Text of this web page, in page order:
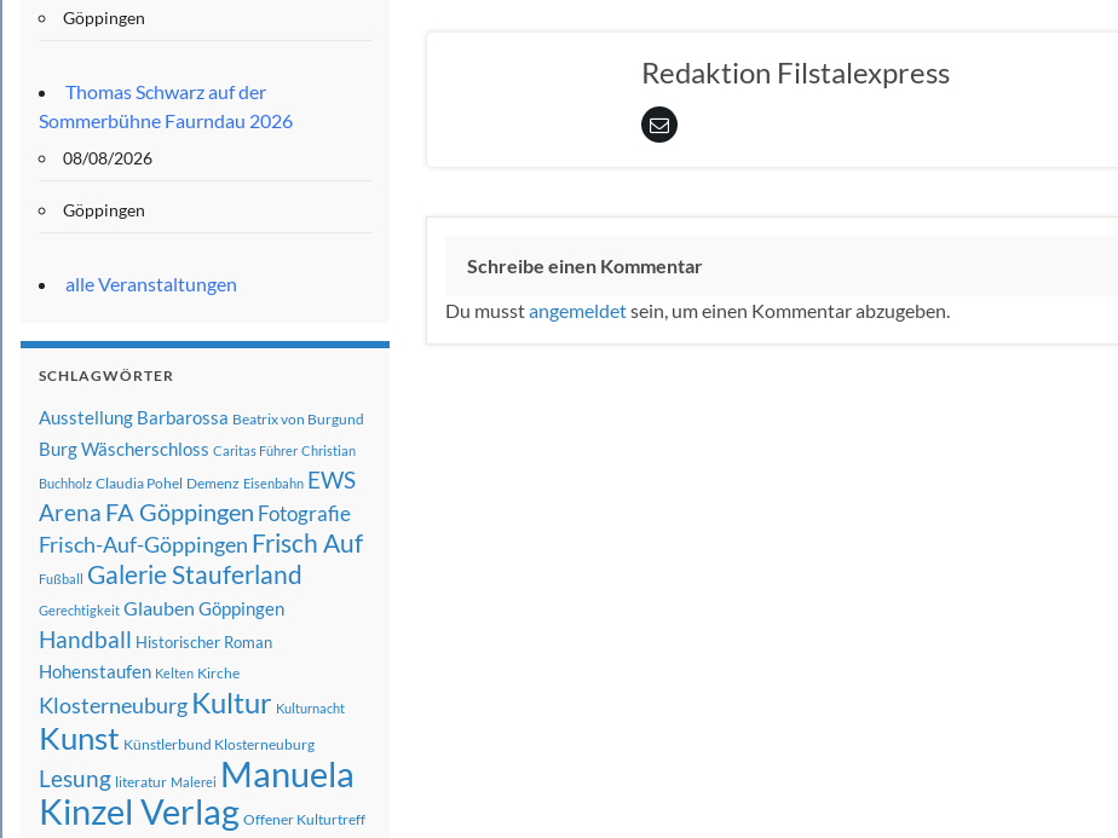
Redaktion Filstalexpress
Schreibe einen Kommentar
Du musstangemeldetsein, um einen Kommentar abzugeben.
Göppingen
Thomas Schwarz auf der
Sommerbühne Faurndau 2026
08/08/2026
Göppingen
alle Veranstaltungen
SCHLAGWÖRTER
Ausstellung Barbarossa Beatrix von Burgund
Burg Wäscherschloss Caritas Führer Christian
Buchholz Claudia Pohel Demenz Eisenbahn EWS
Arena FA Göppingen Fotografie
Frisch-Auf-Göppingen Frisch Auf
Fußball Galerie Stauferland
Gerechtigkeit Glauben Göppingen
Handball Historischer Roman
Hohenstaufen Kelten Kirche
Klosterneuburg Kultur Kulturnacht
Kunst Künstlerbund Klosterneuburg
Lesung literatur Malerei Manuela
Kinzel Verlag Offener Kulturtreff